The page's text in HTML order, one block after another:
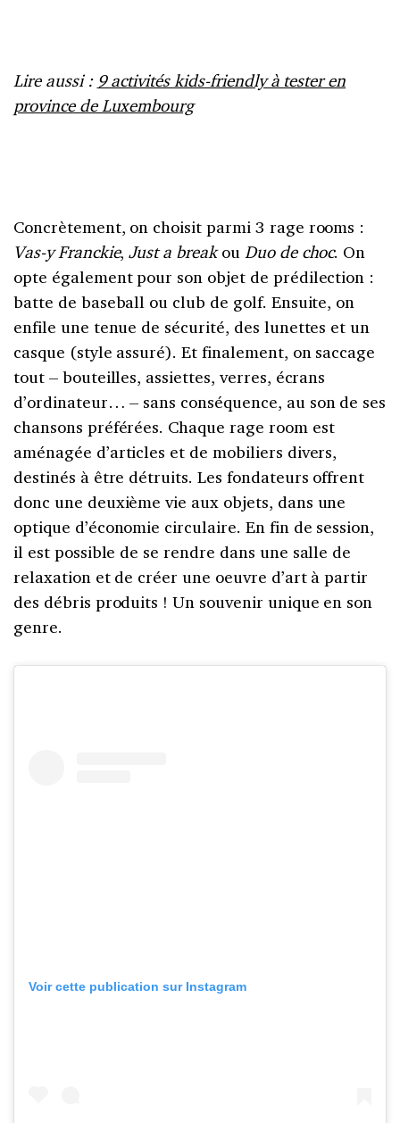
Lire aussi : 9 activités kids-friendly à tester en
province de Luxembourg
Concrètement, on choisit parmi 3 rage rooms :
Vas-y Franckie,Just a breakou Duo de choc. On
opte également pour son objet de prédilection :
batte de baseball ou club de golf. Ensuite, on
enfile une tenue de sécurité, des lunettes et un
casque (style assuré). Et finalement, on saccage
tout – bouteilles, assiettes, verres, écrans
d’ordinateur… – sans conséquence, au son de ses
chansons préférées. Chaque rage room est
aménagée d’articles et de mobiliers divers,
destinés à être détruits. Les fondateurs offrent
donc une deuxième vie aux objets, dans une
optique d’économie circulaire. En fin de session,
il est possible de se rendre dans une salle de
relaxation et de créer une oeuvre d’art à partir
des débris produits ! Un souvenir unique en son
genre.
Voir cette publication sur Instagram